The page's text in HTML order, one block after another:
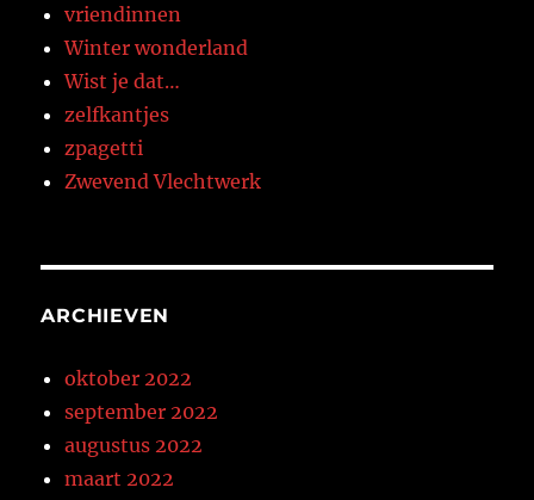
vriendinnen
Winter wonderland
Wist je dat…
zelfkantjes
zpagetti
Zwevend Vlechtwerk
ARCHIEVEN
oktober 2022
september 2022
augustus 2022
maart 2022